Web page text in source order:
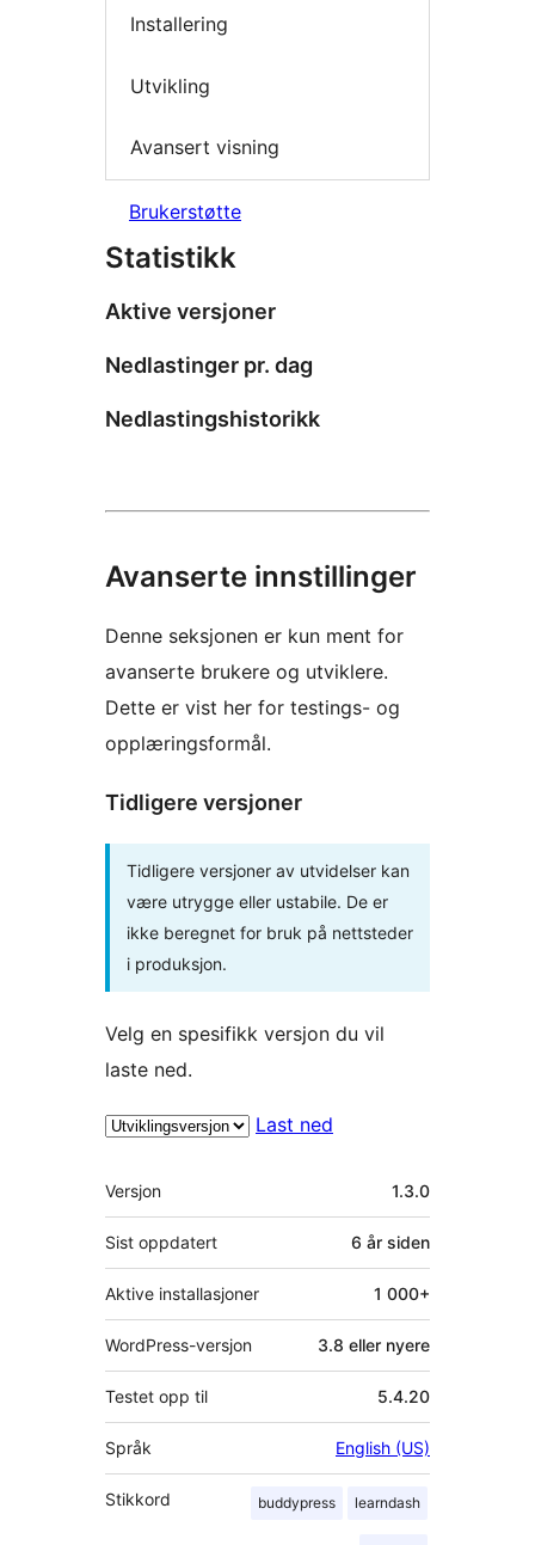
Installering
Utvikling
Avansert visning
Brukerstøtte
Statistikk
Aktive versjoner
Nedlastinger pr. dag
Nedlastingshistorikk
Avanserte innstillinger
Denne seksjonen er kun ment for
avanserte brukere og utviklere.
Dette er vist her for testings- og
opplæringsformål.
Tidligere versjoner
Tidligere versjoner av utvidelser kan
være utrygge eller ustabile. De er
ikke beregnet for bruk på nettsteder
i produksjon.
Velg en spesifikk versjon du vil
laste ned.
Last ned
Meta
Versjon 1.3.0
Sist oppdatert 6 år siden
Aktive installasjoner 1 000+
WordPress-versjon 3.8 eller nyere
Testet opp til 5.4.20
Språk English (US)
Stikkord buddypress learndash